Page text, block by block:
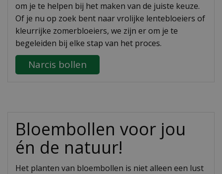
om je te helpen bij het maken van de juiste keuze.
Of je nu op zoek bent naar vrolijke lentebloeiers of
kleurrijke zomerbloeiers, we zijn er om je te
begeleiden bij elke stap van het proces.
Narcis bollen
Bloembollen voor jou
én de natuur!
Het planten van bloembollen is niet alleen een lust